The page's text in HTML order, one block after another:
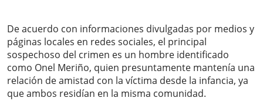
De acuerdo con informaciones divulgadas por medios y
páginas locales en redes sociales, el principal
sospechoso del crimen es un hombre identificado
como Onel Meriño, quien presuntamente mantenía una
relación de amistad con la víctima desde la infancia, ya
que ambos residían en la misma comunidad.